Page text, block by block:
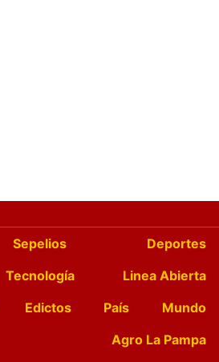
Sepelios
Deportes
Tecnología
Linea Abierta
Edictos País
Mundo
Agro La Pampa